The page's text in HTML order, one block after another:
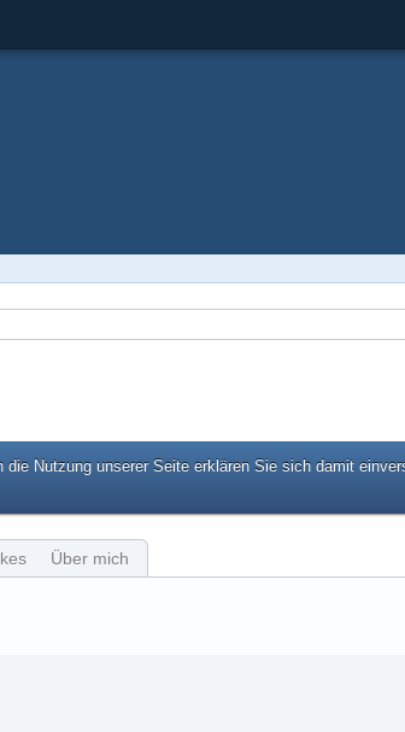
die Nutzung unserer Seite erklären Sie sich damit
Über mich